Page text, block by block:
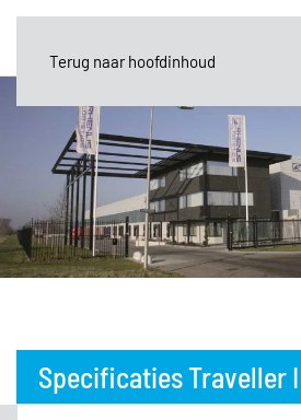
Terug naar hoofdinhoud
Specificaties Traveller I